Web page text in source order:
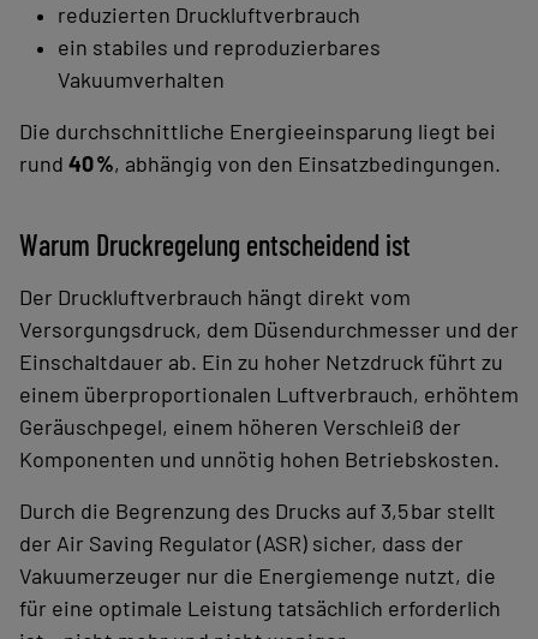
reduzierten Druckluftverbrauch
ein stabiles und reproduzierbares
Vakuumverhalten
Die durchschnittliche Energieeinsparung liegt bei
rund 40 %, abhängig von den Einsatzbedingungen.
Warum Druckregelung entscheidend ist
Der Druckluftverbrauch hängt direkt vom
Versorgungsdruck, dem Düsendurchmesser und der
Einschaltdauer ab. Ein zu hoher Netz­druck führt zu
einem überproportionalen Luftverbrauch, erhöhtem
Geräuschpegel, einem höheren Verschleiß der
Komponenten und unnötig hohen Betriebskosten.
Durch die Begrenzung des Drucks auf 3,5 bar stellt
der Air Saving Regulator (ASR) sicher, dass der
Vakuumerzeuger nur die Energiemenge nutzt, die
für eine optimale Leistung tatsächlich erforderlich